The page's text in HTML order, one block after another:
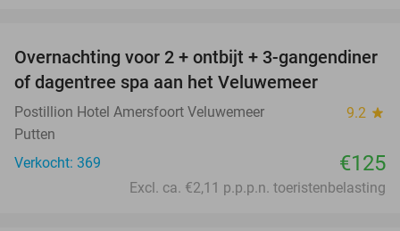
Overnachting voor 2 + ontbijt + 3-gangendiner
of dagentree spa aan het Veluwemeer
Postillion Hotel Amersfoort Veluwemeer 9.2 star
Putten
Verkocht: 369
€125
Excl. ca. €2,11 p.p.p.n. toeristenbelasting